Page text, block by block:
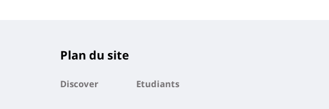
Plan du site
Discover Etudiants